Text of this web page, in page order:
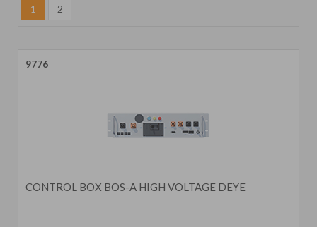
1 2
9776
CONTROL BOX BOS-A HIGH VOLTAGE DEYE